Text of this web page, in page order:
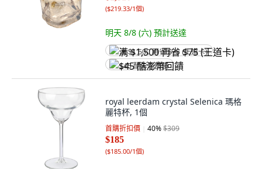
($219.33/1個)
明天 8/8 (六) 預計送達
满 $1,500 再省 $75 (王道卡)
$45 酷澎幣回饋
royal leerdam crystal Selenica 瑪格
麗特杯, 1個
首購折扣價 40%$309
$185
($185.00/1個)